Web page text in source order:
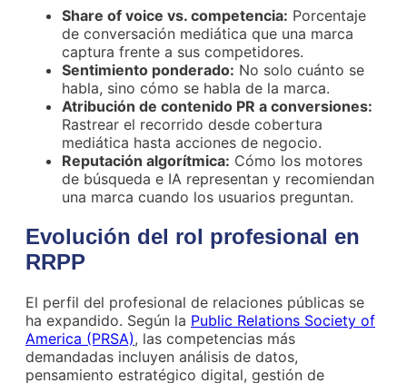
Share of voice vs. competencia: Porcentaje
de conversación mediática que una marca
captura frente a sus competidores.
Sentimiento ponderado: No solo cuánto se
habla, sino cómo se habla de la marca.
Atribución de contenido PR a conversiones:
Rastrear el recorrido desde cobertura
mediática hasta acciones de negocio.
Reputación algorítmica: Cómo los motores
de búsqueda e IA representan y recomiendan
una marca cuando los usuarios preguntan.
Evolución del rol profesional en
RRPP
El perfil del profesional de relaciones públicas se
ha expandido. Según la Public Relations Society of
America (PRSA), las competencias más
demandadas incluyen análisis de datos,
pensamiento estratégico digital, gestión de